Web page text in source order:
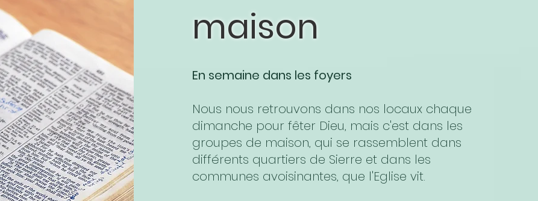
maison
En semaine dans les foyers
Nous nous retrouvons dans nos locaux chaque
dimanche pour fêter Dieu, mais c'est dans les
groupes de maison, qui se rassemblent dans
différents quartiers de Sierre et dans les
communes avoisinantes, que l'Eglise vit.